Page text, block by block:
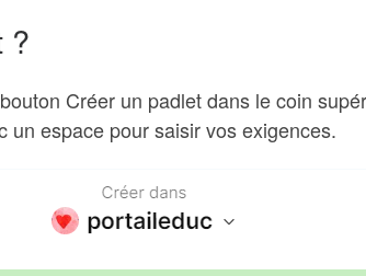
?
Créer un padlet dans le coin
un espace pour saisir vos exigences.